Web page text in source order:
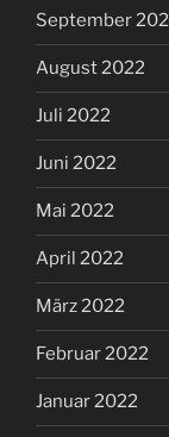
September
August 2022
Juli 2022
Juni 2022
Mai 2022
April 2022
März 2022
Februar 2022
Januar 2022